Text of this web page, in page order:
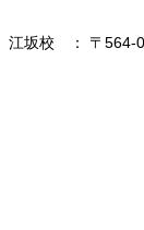
江坂校 ： 〒564-